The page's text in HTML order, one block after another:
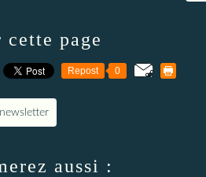
cette page
Repost 0
aussi :